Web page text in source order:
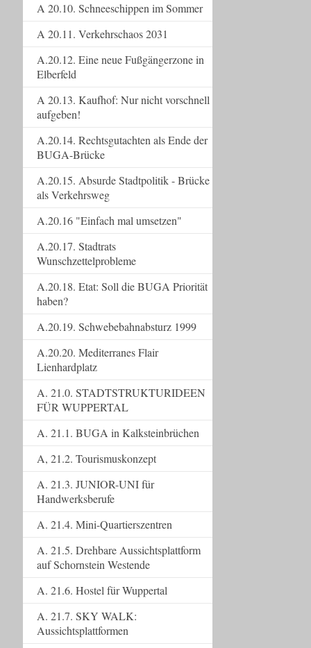
A 20.10. Schneeschippen im Sommer
A 20.11. Verkehrschaos 2031
A.20.12. Eine neue Fußgängerzone in
Elberfeld
A 20.13. Kaufhof: Nur nicht vorschnell
aufgeben!
A.20.14. Rechtsgutachten als Ende der
BUGA-Brücke
A.20.15. Absurde Stadtpolitik - Brücke
als Verkehrsweg
A.20.16 "Einfach mal umsetzen"
A.20.17. Stadtrats
Wunschzettelprobleme
A.20.18. Etat: Soll die BUGA Priorität
haben?
A.20.19. Schwebebahnabsturz 1999
A.20.20. Mediterranes Flair
Lienhardplatz
A. 21.0. STADTSTRUKTURIDEEN
FÜR WUPPERTAL
A. 21.1. BUGA in Kalksteinbrüchen
A, 21.2. Tourismuskonzept
A. 21.3. JUNIOR-UNI für
Handwerksberufe
A. 21.4. Mini-Quartierszentren
A. 21.5. Drehbare Aussichtsplattform
auf Schornstein Westende
A. 21.6. Hostel für Wuppertal
A. 21.7. SKY WALK:
Aussichtsplattformen